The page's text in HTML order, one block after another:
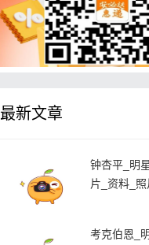
最新文章
钟杏平_明
片_资料_照
考克伯恩_